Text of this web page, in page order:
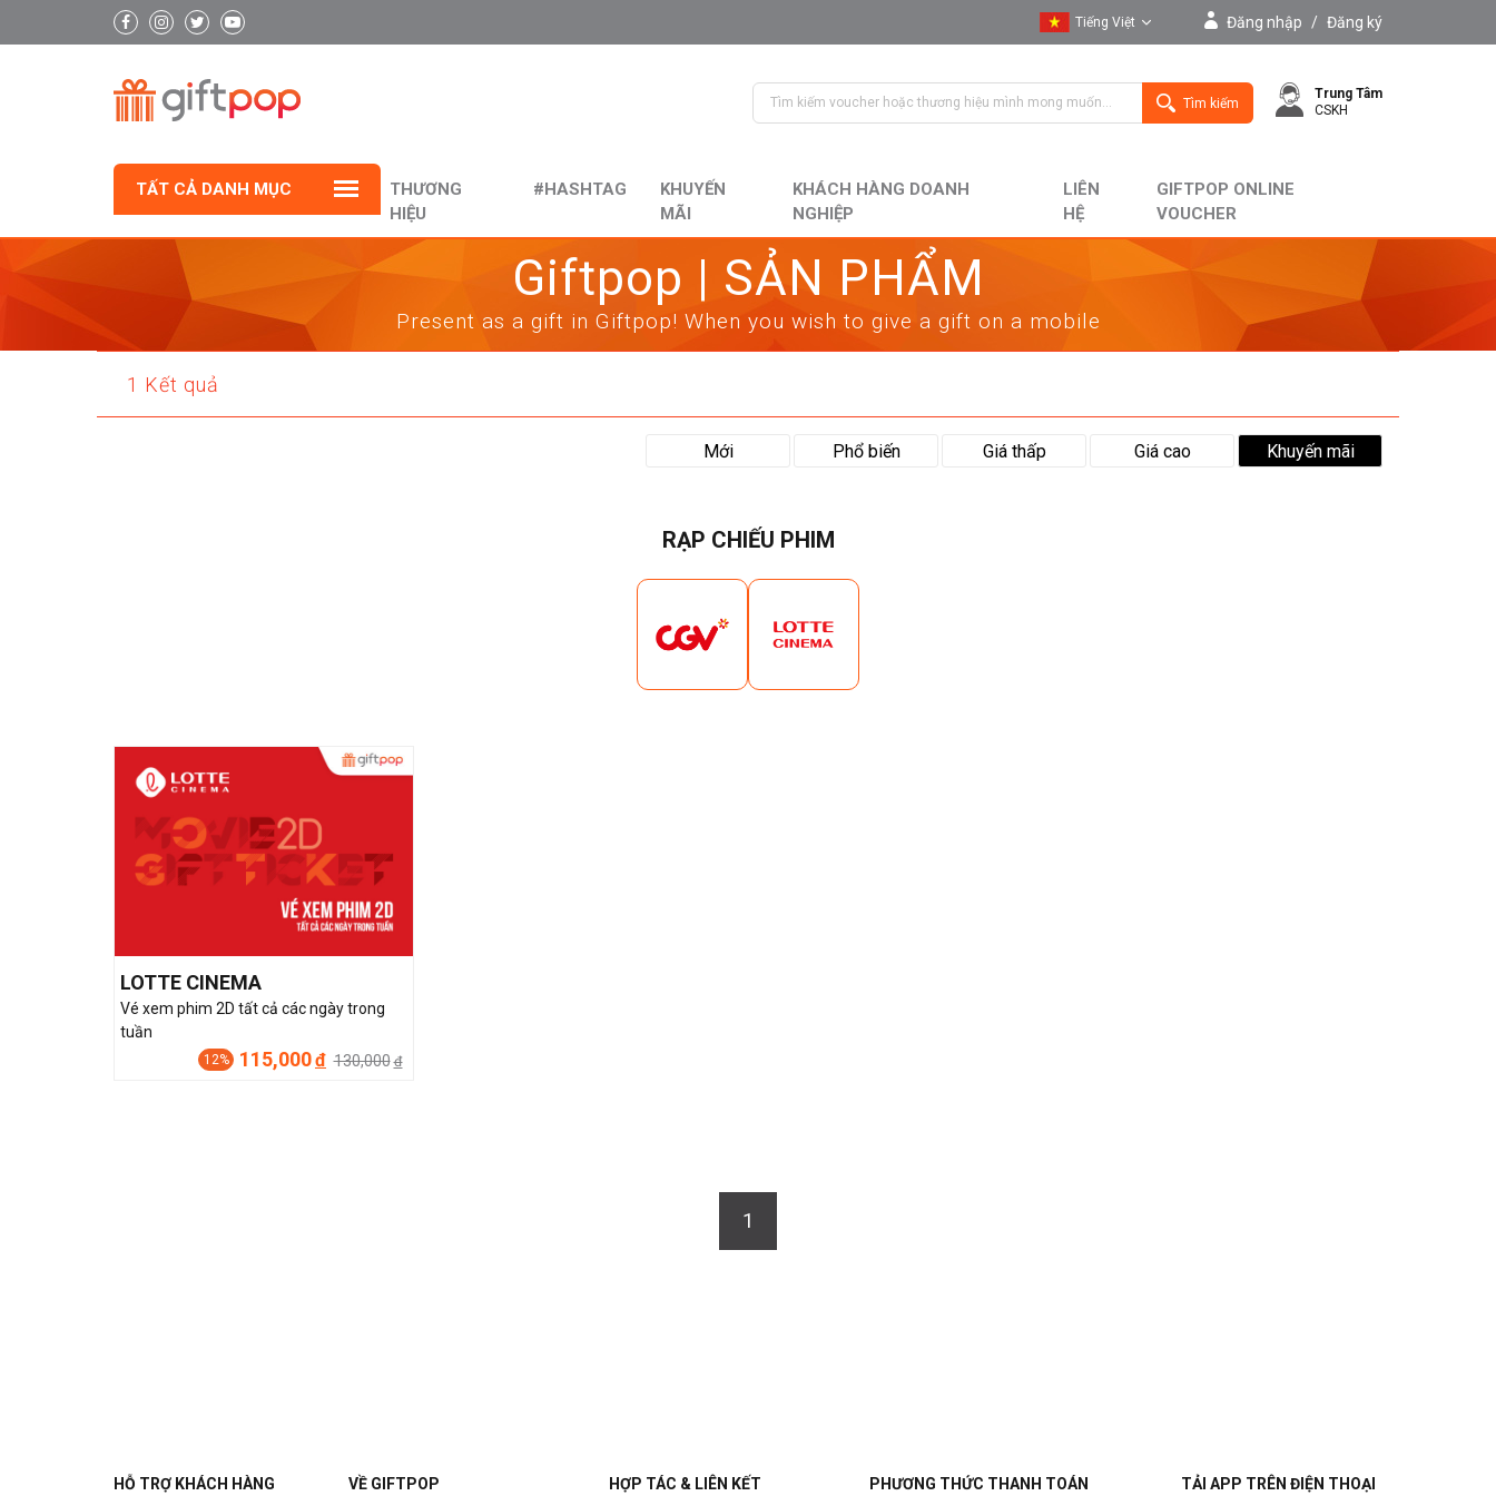
Tiếng Việt
English
Đăng nhập / Đăng ký
Tìm kiếm
Trung Tâm
CSKH
TẤT CẢ DANH MỤC
THƯƠNG
HIỆU
#HASHTAG
KHUYẾN
MÃI
KHÁCH HÀNG DOANH
NGHIỆP
LIÊN
HỆ
GIFTPOP ONLINE
VOUCHER
Giftpop | SẢN PHẨM
Present as a gift in Giftpop! When you wish to give a gift on a mobile
1 Kết quả
Mới Phổ biến Giá thấp Giá cao Khuyến mãi
RẠP CHIẾU PHIM
LOTTE CINEMA
Vé xem phim 2D tất cả các ngày trong
tuần
12% 115,000đ 130,000 đ
1
HỖ TRỢ KHÁCH HÀNG VỀ GIFTPOP HỢP TÁC & LIÊN KẾT PHƯƠNG THỨC THANH TOÁN TẢI APP TRÊN ĐIỆN THOẠI